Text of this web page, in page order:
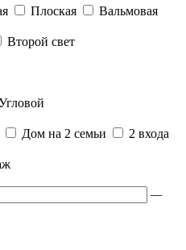
Плоская
Вальмовая
Второй свет
Дом на 2 семьи
2 входа
—